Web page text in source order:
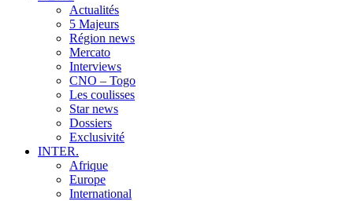
Actualités
5 Majeurs
Région news
Mercato
Interviews
CNO – Togo
Les coulisses
Star news
Dossiers
Exclusivité
INTER.
Afrique
Europe
International